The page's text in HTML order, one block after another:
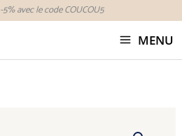
-5% avec le code COUCOU5
MENU